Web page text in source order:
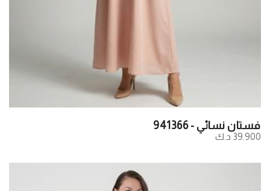
فستان نسائي - 941366
39.900 د.ك